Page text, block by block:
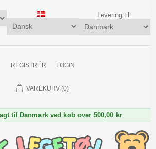
Levering til:
REGISTRÉR LOGIN
VAREKURV (0)
til Danmark ved køb over 500,00 kr